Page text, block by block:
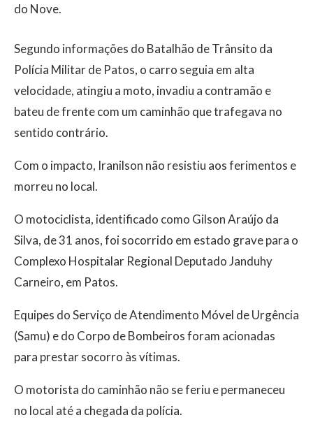
do Nove.
Segundo informações do Batalhão de Trânsito da
Polícia Militar de Patos, o carro seguia em alta
velocidade, atingiu a moto, invadiu a contramão e
bateu de frente com um caminhão que trafegava no
sentido contrário.
Com o impacto, Iranilson não resistiu aos ferimentos e
morreu no local.
O motociclista, identificado como Gilson Araújo da
Silva, de 31 anos, foi socorrido em estado grave para o
Complexo Hospitalar Regional Deputado Janduhy
Carneiro, em Patos.
Equipes do Serviço de Atendimento Móvel de Urgência
(Samu) e do Corpo de Bombeiros foram acionadas
para prestar socorro às vítimas.
O motorista do caminhão não se feriu e permaneceu
no local até a chegada da polícia.